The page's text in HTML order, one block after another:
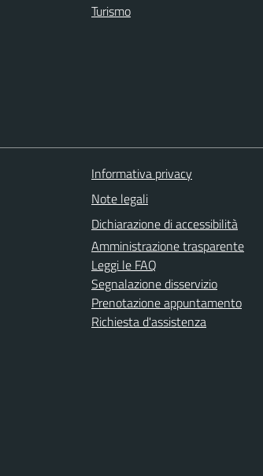
Turismo
Informativa privacy
Note legali
Dichiarazione di accessibilità
Amministrazione trasparente
Leggi le FAQ
Segnalazione disservizio
Prenotazione appuntamento
Richiesta d'assistenza